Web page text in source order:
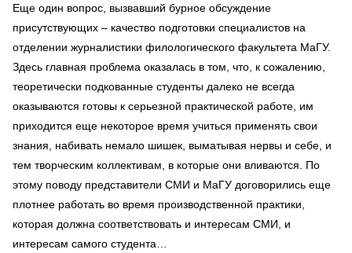
Еще один вопрос, вызвавший бурное обсуждение
присутствующих – качество подготовки специалистов на
отделении журналистики филологического факультета МаГУ.
Здесь главная проблема оказалась в том, что, к сожалению,
теоретически подкованные студенты далеко не всегда
оказываются готовы к серьезной практической работе, им
приходится еще некоторое время учиться применять свои
знания, набивать немало шишек, выматывая нервы и себе, и
тем творческим коллективам, в которые они вливаются. По
этому поводу представители СМИ и МаГУ договорились еще
плотнее работать во время производственной практики,
которая должна соответствовать и интересам СМИ, и
интересам самого студента…